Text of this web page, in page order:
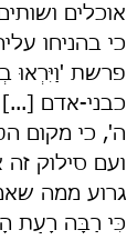
אוכלים
כי בהניחו
פרשת 'וַיִּרְאוּ
כבני-אדם [...]
ה', כי מקום
ועם סילוק
גרוע ממה
כִּי רַבָּה רָעַת